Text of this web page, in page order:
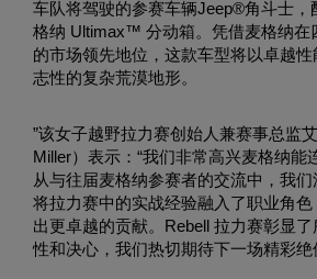
车队将驾驶的参赛车辆Jeep®角斗士，
格纳 Ultimax™ 分动箱。凭借麦格纳在
的市场领先地位，这款车型将以卓越
志性的复杂荒漠地形。
”该女子越野拉力赛创始人兼赛事总监
Miller）表示：“我们非常高兴麦格纳能
从与往届麦格纳参赛者的交流中，我
将拉力赛中的实战经验融入了职业角
出更卓越的贡献。Rebell 拉力赛彰显
性和决心，我们热切期待下一场精彩绝